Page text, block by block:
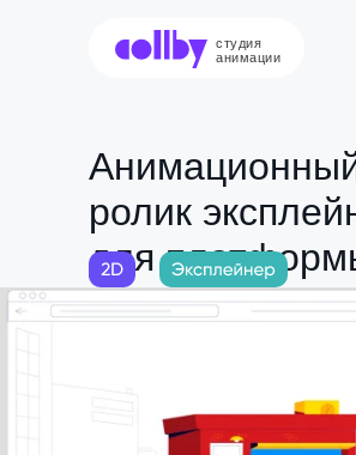
студия
анимации
ролик
для